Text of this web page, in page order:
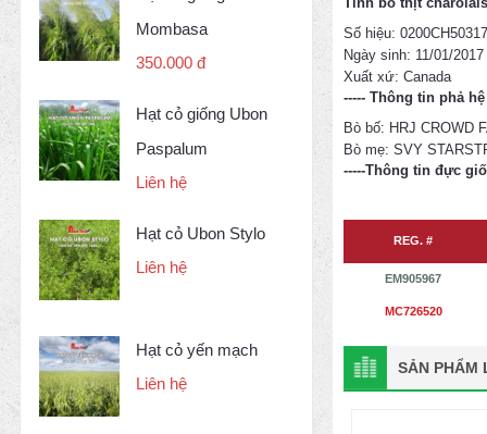
Mombasa
350.000 đ
Hạt cỏ giống Ubon
Paspalum
Liên hệ
Hạt cỏ Ubon Stylo
Liên hệ
Hạt cỏ yến mạch
Liên hệ
Số hiệu: 0200CH50317
Ngày sinh: 11/01/2017
Xuất xứ: Canada
----- Thông tin phả hệ
Bò bố: HRJ CROWD
Bò mẹ: SVY
-----Thông tin đực
REG. #
EM905967
MC726520
SẢN PHẨM